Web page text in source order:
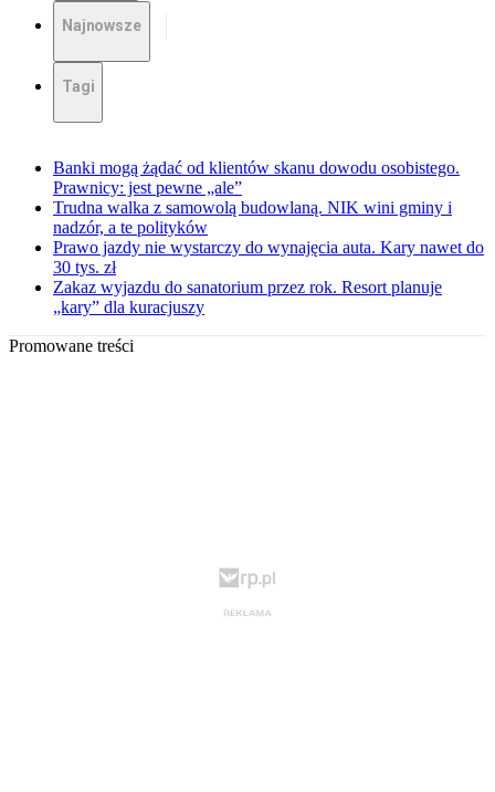
Najnowsze
Tagi
Banki mogą żądać od klientów skanu dowodu osobistego.
Prawnicy: jest pewne „ale”
Trudna walka z samowolą budowlaną. NIK wini gminy i
nadzór, a te polityków
Prawo jazdy nie wystarczy do wynajęcia auta. Kary nawet do
30 tys. zł
Zakaz wyjazdu do sanatorium przez rok. Resort planuje
„kary” dla kuracjuszy
Promowane treści